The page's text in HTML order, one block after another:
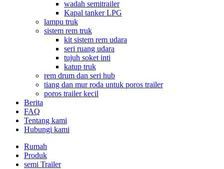
wadah semitrailer
Kapal tanker LPG
lampu truk
sistem rem truk
kit sistem rem udara
seri ruang udara
tujuh soket inti
katup truk
rem drum dan seri hub
tiang dan mur roda untuk poros trailer
poros trailer kecil
Berita
FAQ
Tentang kami
Hubungi kami
Rumah
Produk
semi Trailer